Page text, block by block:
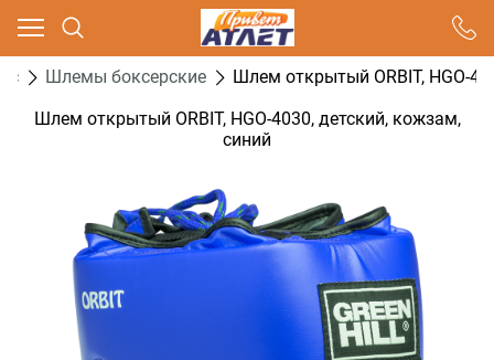
Шлемы боксерские
Шлем открытый ORBIT, HGO-
Шлем открытый ORBIT, HGO-4030, детский, кожзам,
синий
Ваш город - Москва,
угадали?
ДА НЕТ